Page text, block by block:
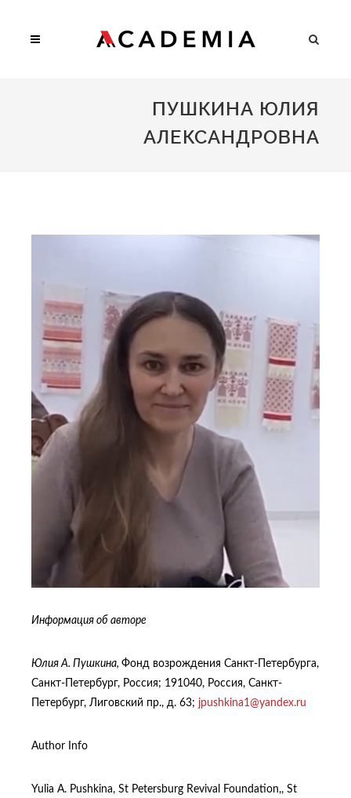
ПУШКИНА ЮЛИЯ
АЛЕКСАНДРОВНА
Информация об авторе
Юлия А. Пушкина, Фонд возрождения Санкт-Петербурга,
Санкт-Петербург, Россия; 191040, Россия, Санкт-
Петербург, Лиговский пр., д. 63; jpushkina1@yandex.ru
Author Info
Yulia A. Pushkina, St Petersburg Revival Foundation,, St